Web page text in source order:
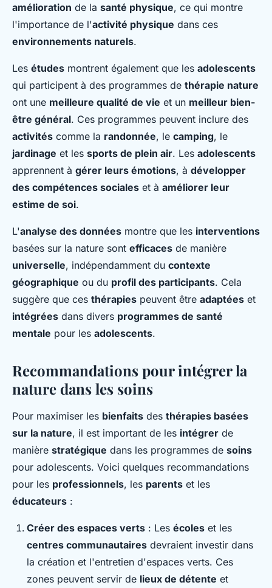
amélioration de la santé physique, ce qui montre
l'importance de l'activité physique dans ces
environnements naturels.
Les études montrent également que les adolescents
qui participent à des programmes de thérapie nature
ont une meilleure qualité de vie et un meilleur bien-
être général. Ces programmes peuvent inclure des
activités comme la randonnée, le camping, le
jardinage et les sports de plein air. Les adolescents
apprennent à gérer leurs émotions, à développer
des compétences sociales et à améliorer leur
estime de soi.
L'analyse des données montre que les interventions
basées sur la nature sont efficaces de manière
universelle, indépendamment du contexte
géographique ou du profil des participants. Cela
suggère que ces thérapies peuvent être adaptées et
intégrées dans divers programmes de santé
mentale pour les adolescents.
Recommandations pour intégrer la
nature dans les soins
Pour maximiser les bienfaits des thérapies basées
sur la nature, il est important de les intégrer de
manière stratégique dans les programmes de soins
pour adolescents. Voici quelques recommandations
pour les professionnels, les parents et les
éducateurs :
Créer des espaces verts : Les écoles et les
centres communautaires devraient investir dans
la création et l'entretien d'espaces verts. Ces
zones peuvent servir de lieux de détente et